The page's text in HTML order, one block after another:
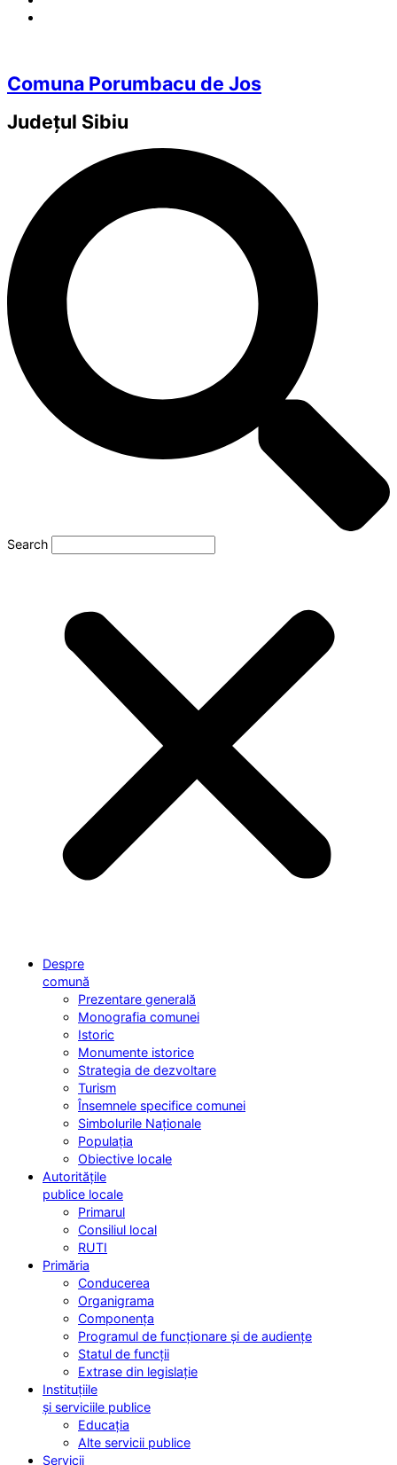
Comuna Porumbacu de Jos
Județul Sibiu
Search
Despre
comună
Prezentare generală
Monografia comunei
Istoric
Monumente istorice
Strategia de dezvoltare
Turism
Însemnele specifice comunei
Simbolurile Naționale
Populația
Obiective locale
Autoritățile
publice locale
Primarul
Consiliul local
RUTI
Primăria
Conducerea
Organigrama
Componența
Programul de funcționare și de audiențe
Statul de funcții
Extrase din legislație
Instituțiile
și serviciile publice
Educația
Alte servicii publice
Servicii